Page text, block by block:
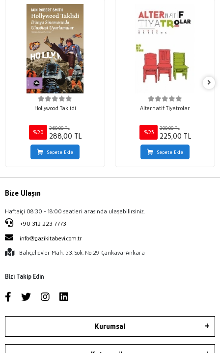
Hollywood Taklidi
%20
360,00 TL
288,00 TL
Sepete Ekle
Alternatif Tiyatrolar
%25
300,00 TL
225,00 TL
Sepete Ekle
Bize Ulaşın
Haftaiçi 08:30 - 18:00 saatleri arasında ulaşabilirsiniz.
+90 312 223 7773
info@gazikitabevi.com.tr
Bahçelievler Mah. 53. Sok. No:29 Çankaya-Ankara
Bizi Takip Edin
Kurumsal